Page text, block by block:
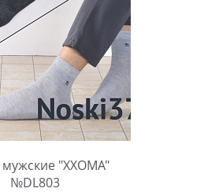
"XXOMA"
№DL803